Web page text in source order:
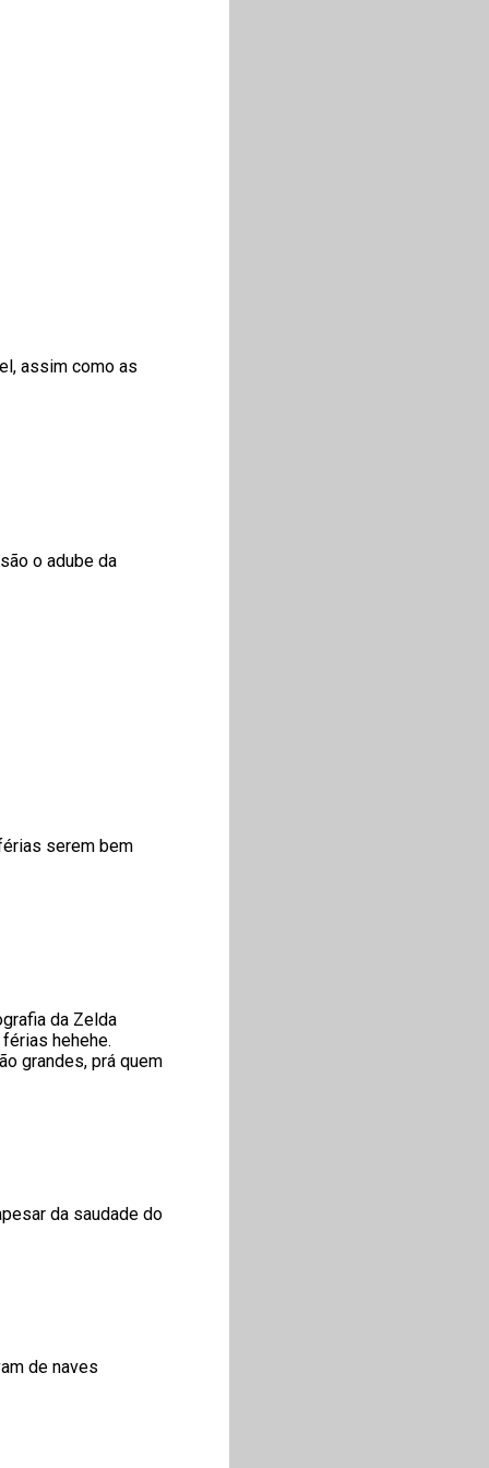
assim como as
o adube da
serem bem
da Zelda
hehehe.
grandes, prá quem
da saudade do
de naves